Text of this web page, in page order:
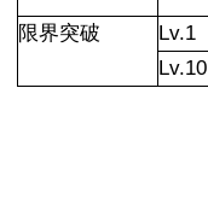
限界突破
Lv.1
Lv.10